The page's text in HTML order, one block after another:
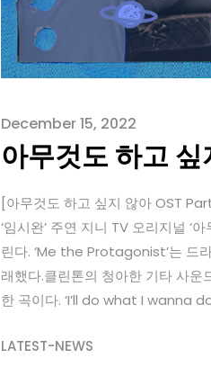
December 15, 2022
아무것도 하고
[아무것도 하고 싶지 않아 OST
‘임시완’ 주연 지니 TV 오리지널
린다. ‘Me the Protagonist’는 드
래했다.클린톤의 청아한 기타 사
한 곡이다. ‘I’ll do what I wanna
LATEST-NEWS